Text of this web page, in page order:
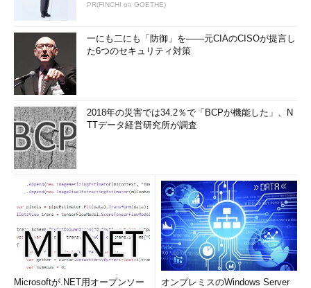
PR(FINCHI on GOETHE)
一にも二にも「防御」を――元CIAのCISOが提言し
た6つのセキュリティ対策
2018年の災害では34.2％で「BCPが機能した」、N
TTデータ経営研究所が調査
Microsoftが.NET用オープンソー
オンプレミスのWindows Server